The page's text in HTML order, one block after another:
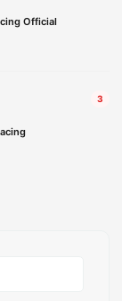
Official
3